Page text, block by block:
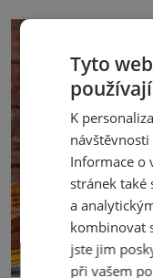
jednoduchost,
miminka měl
Předškolní věk je
Tyto
K
Informace o
stránek
a
kombinovat
jste jim
při vašem